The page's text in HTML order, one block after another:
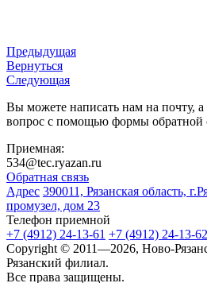
Предыдущая
Вернуться
Следующая
Вы можете написать нам на почту, а
вопрос с помощью формы обратной
Приемная:
534@tec.ryazan.ru
Обратная связь
Адрес 390011, Рязанская область,
промузел, дом 23
Телефон приемной
+7 (4912) 24-13-61 +7 (4912) 24-13-62
Copyright © 2011—2026, Ново-
Рязанский филиал.
Все права защищены.